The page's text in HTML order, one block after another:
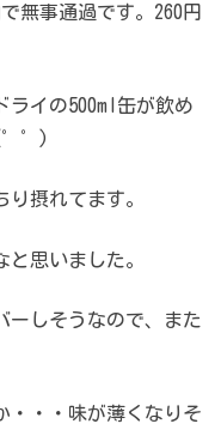
無事通過です。260円
ライの500ml缶が飲め
゜)
摂れてます。
思いました。
ーしそうなので、また
・・・味が薄くなりそ